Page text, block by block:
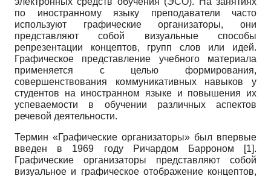
по иностранному языку преподаватели часто
используют графические организаторы, они
представляют собой визуальные способы
репрезентации концептов, групп слов или идей.
Графическое представление учебного материала
применяется с целью формирования,
совершенствования коммуникативных навыков у
студентов на иностранном языке и повышения их
успеваемости в обучении различных аспектов
речевой деятельности.
Термин «Графические организаторы» был впервые
введен в 1969 году Ричардом Барроном [1].
Графические организаторы представляют собой
визуальное и графическое отображение концептов,